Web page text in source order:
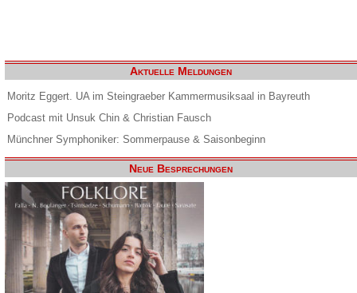
Aktuelle Meldungen
Moritz Eggert. UA im Steingraeber Kammermusiksaal in Bayreuth
Podcast mit Unsuk Chin & Christian Fausch
Münchner Symphoniker: Sommerpause & Saisonbeginn
Neue Besprechungen